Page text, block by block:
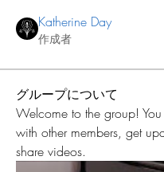
Katherine Day
作成者
グループについて
Welcome to the group!
with other members, get
share videos.